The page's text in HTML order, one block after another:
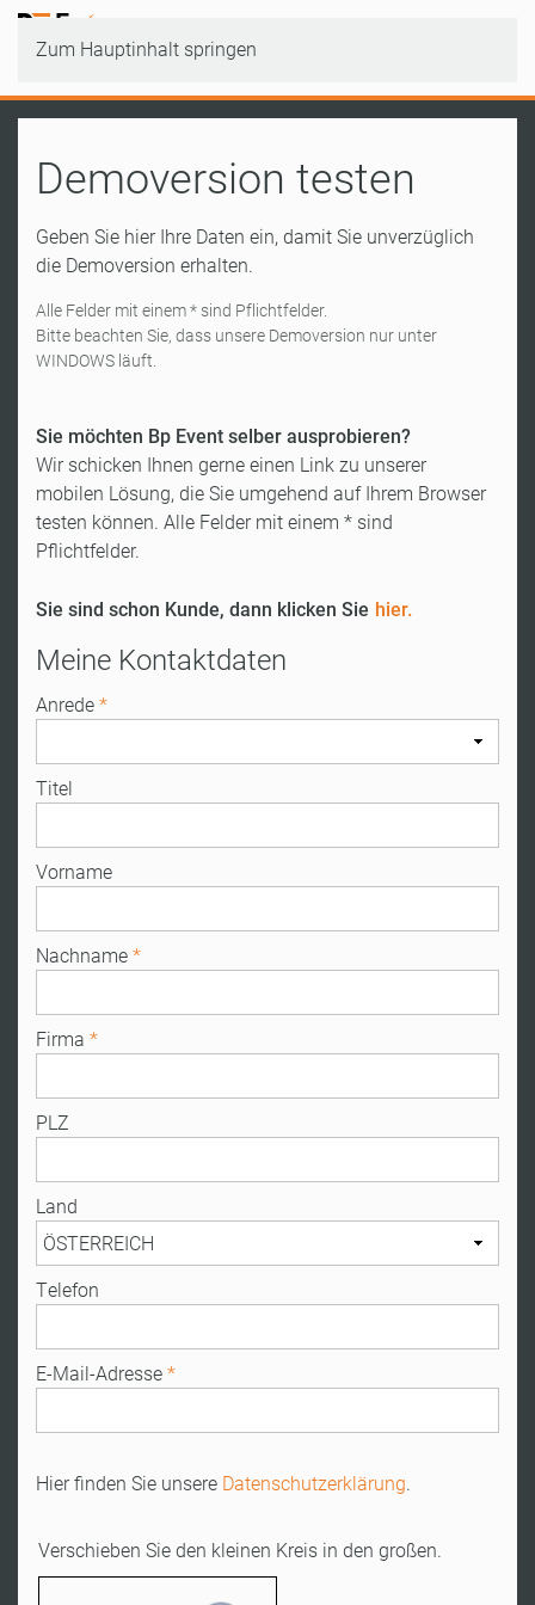
Zum Hauptinhalt springen
Demoversion testen
Geben Sie hier Ihre Daten ein, damit Sie unverzüglich
die Demoversion erhalten.
Alle Felder mit einem * sind Pflichtfelder.
Bitte beachten Sie, dass unsere Demoversion nur unter
WINDOWS läuft.